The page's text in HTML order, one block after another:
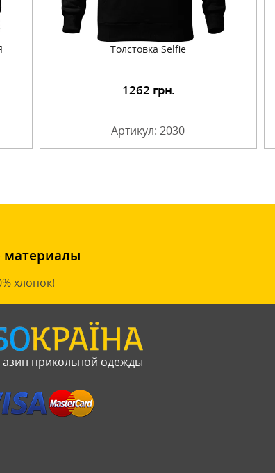
Толстовка Selfie
1262 грн.
Артикул: 2030
Подробнее
материалы
хлопок!
прикольной одежды